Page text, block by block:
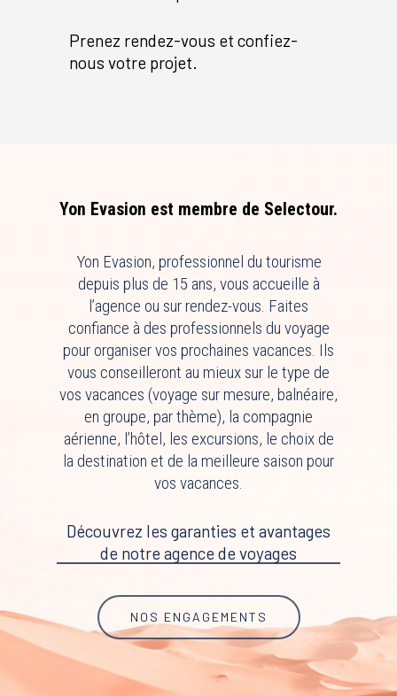
Prenez rendez-vous et confiez-
nous votre projet.
Yon Evasion est membre de Selectour.
Yon Evasion, professionnel du tourisme
depuis plus de 15 ans, vous accueille à
l’agence ou sur rendez-vous. Faites
confiance à des professionnels du voyage
pour organiser vos prochaines vacances. Ils
vous conseilleront au mieux sur le type de
vos vacances (voyage sur mesure, balnéaire,
en groupe, par thème), la compagnie
aérienne, l’hôtel, les excursions, le choix de
la destination et de la meilleure saison pour
vos vacances.
Découvrez les garanties et avantages
de notre agence de voyages
NOS ENGAGEMENTS